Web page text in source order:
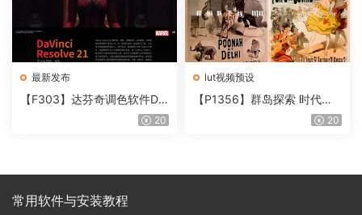
最新发布
【F303】达芬奇调色软件Da
Vinci Resolve Studio21.0.320
lut视频预设
【P1356】群岛探索 时代马
戏团 – QUEST 60 调色预设A
20
常用软件与安装教程